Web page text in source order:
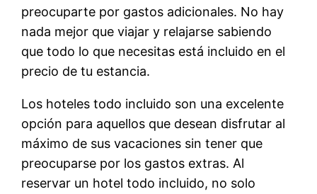
preocuparte por gastos adicionales. No hay
nada mejor que viajar y relajarse sabiendo
que todo lo que necesitas está incluido en el
precio de tu estancia.
Los hoteles todo incluido son una excelente
opción para aquellos que desean disfrutar al
máximo de sus vacaciones sin tener que
preocuparse por los gastos extras. Al
reservar un hotel todo incluido, no solo